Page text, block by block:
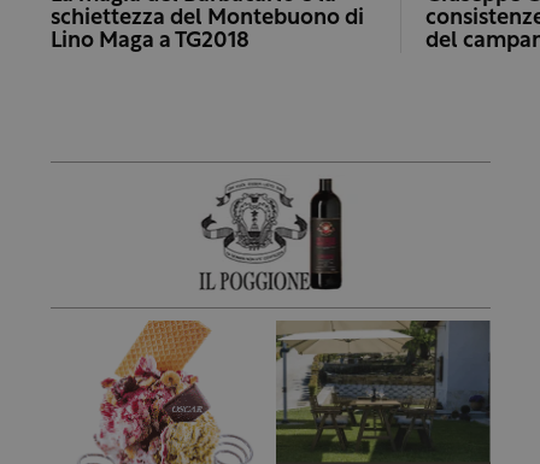
schiettezza del Montebuono di
Lino Maga a TG2018
del